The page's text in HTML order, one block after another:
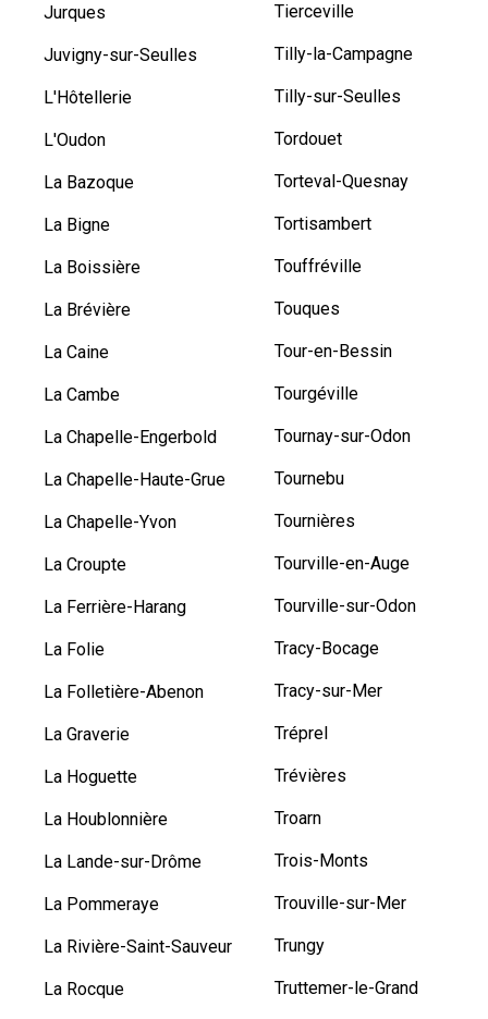
Jurques
Juvigny-sur-Seulles
L'Hôtellerie
L'Oudon
La Bazoque
La Bigne
La Boissière
La Brévière
La Caine
La Cambe
La Chapelle-Engerbold
La Chapelle-Haute-Grue
La Chapelle-Yvon
La Croupte
La Ferrière-Harang
La Folie
La Folletière-Abenon
La Graverie
La Hoguette
La Houblonnière
La Lande-sur-Drôme
La Pommeraye
La Rivière-Saint-Sauveur
La Rocque
Tierceville
Tilly-la-Campagne
Tilly-sur-Seulles
Tordouet
Torteval-Quesnay
Tortisambert
Touffréville
Touques
Tour-en-Bessin
Tourgéville
Tournay-sur-Odon
Tournebu
Tournières
Tourville-en-Auge
Tourville-sur-Odon
Tracy-Bocage
Tracy-sur-Mer
Tréprel
Trévières
Troarn
Trois-Monts
Trouville-sur-Mer
Trungy
Truttemer-le-Grand